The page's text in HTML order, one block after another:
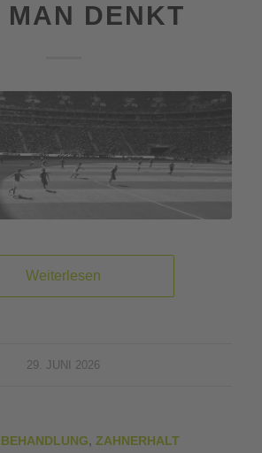
DENKT
Weiterlesen
29. JUNI 2026
, ZAHNERHALT